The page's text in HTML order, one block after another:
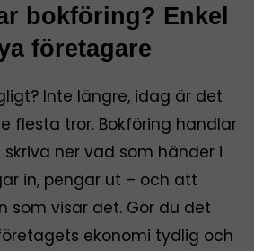
bokföring? Enkel
företagare
Inte längre, idag är det
flesta tror. Bokföring handlar
ner vad som händer i
in, pengar ut – och att
som visar det. Gör du det
ekonomi tydlig och